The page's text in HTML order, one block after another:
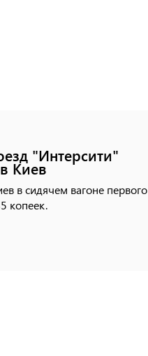
"Интерсити"
Киев
в сидячем вагоне первого
копеек.